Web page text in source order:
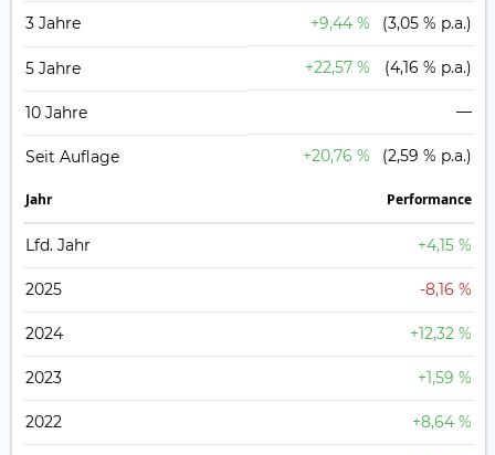
3 Jahre +9,44 % (3,05 % p.a.)
5 Jahre +22,57 % (4,16 % p.a.)
10 Jahre —
Seit Auflage +20,76 % (2,59 % p.a.)
Jahr Perfor­mance
Lfd. Jahr +4,15 %
2025 -8,16 %
2024 +12,32 %
2023 +1,59 %
2022 +8,64 %